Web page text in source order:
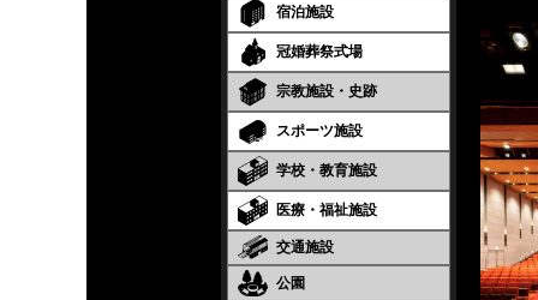
宿泊施設
冠婚葬祭式場
宗教施設・史跡
スポーツ施設
学校・教育施設
医療・福祉施設
交通施設
公園